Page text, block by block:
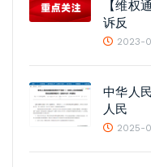
【维权
诉反
2023-
中华人
人民
2025-